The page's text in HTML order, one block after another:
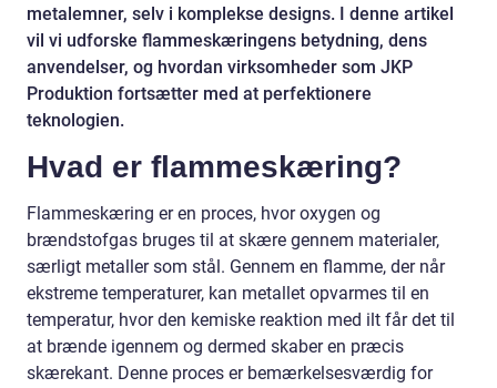
metalemner, selv i komplekse designs. I denne artikel
vil vi udforske flammeskæringens betydning, dens
anvendelser, og hvordan virksomheder som JKP
Produktion fortsætter med at perfektionere
teknologien.
Hvad er flammeskæring?
Flammeskæring er en proces, hvor oxygen og
brændstofgas bruges til at skære gennem materialer,
særligt metaller som stål. Gennem en flamme, der når
ekstreme temperaturer, kan metallet opvarmes til en
temperatur, hvor den kemiske reaktion med ilt får det til
at brænde igennem og dermed skaber en præcis
skærekant. Denne proces er bemærkelsesværdig for